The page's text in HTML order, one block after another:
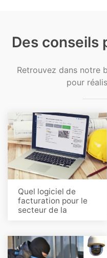
Des conseils
Retrouvez dans notre
pour
Quel logiciel de
facturation pour le
secteur de la